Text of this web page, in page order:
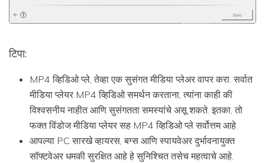
टिपा:
MP4 व्हिडिओ प्ले, तेव्हा एक सुसंगत मीडिया प्लेअर वापर करा. सर्वात
मीडिया प्लेयर MP4 व्हिडिओ समर्थन करताना, त्यांना काही की
विश्वसनीय नाहीत आणि सुसंगतता समस्यांचे असू शकते. इतका, तो
फक्त विंडोज मीडिया प्लेयर सह MP4 व्हिडिओ प्ले सर्वोत्तम आहे.
आपल्या PC सारखे व्हायरस, बग्स आणि स्पायवेअर दुर्भावनायुक्त
सॉफ्टवेअर धमकी सुरक्षित आहे हे सुनिश्चित तसेच महत्वाचे आहे.